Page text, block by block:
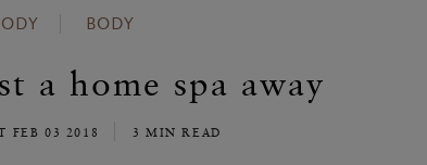
BODY
a home spa away
FEB 03 2018 3 MIN READ